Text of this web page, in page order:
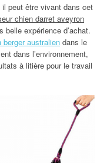
peut être vivant dans cet
chien darret aveyron
belle expérience d’achat.
berger australien dans le
dans l’environnement,
à litière pour le travail